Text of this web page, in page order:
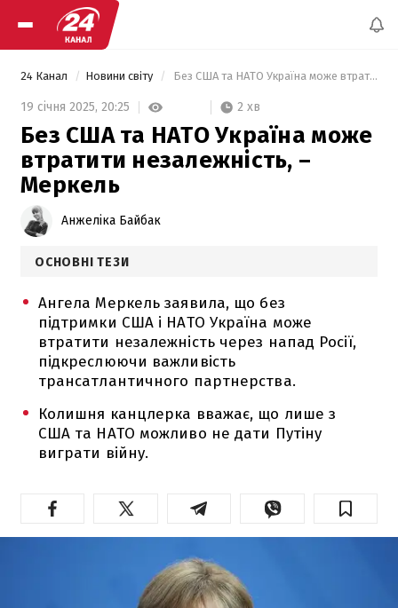
24 Канал Новини світу Без США та НАТО Україна може втратити незалежність, – Меркель
19 січня 2025, 20:25 2 хв
Без США та НАТО Україна може
втратити незалежність, –
Меркель
Анжеліка Байбак
ОСНОВНІ ТЕЗИ
Ангела Меркель заявила, що без
підтримки США і НАТО Україна може
втратити незалежність через напад Росії,
підкреслюючи важливість
трансатлантичного партнерства.
Колишня канцлерка вважає, що лише з
США та НАТО можливо не дати Путіну
виграти війну.